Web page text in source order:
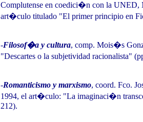
Complutense en coedici�n con la
art�culo titulado "El primer principio en
-Filosof�a y cultura, comp. Mois�s
"Descartes o la subjetividad racionalista"
-Romanticismo y marxismo, coord. Fco.
1994, el art�culo: "La imaginaci�n
212).